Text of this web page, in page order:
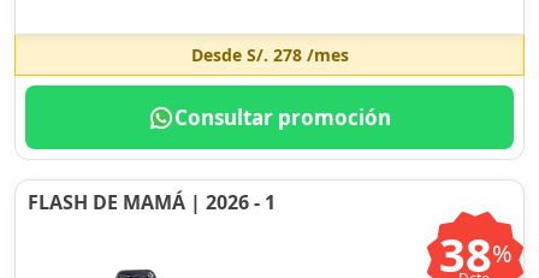
Desde S/. 278/mes
Consultar promoción
FLASH DE MAMÁ | 2026 - 1
38%